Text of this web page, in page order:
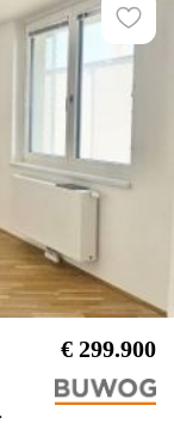
€ 299.900